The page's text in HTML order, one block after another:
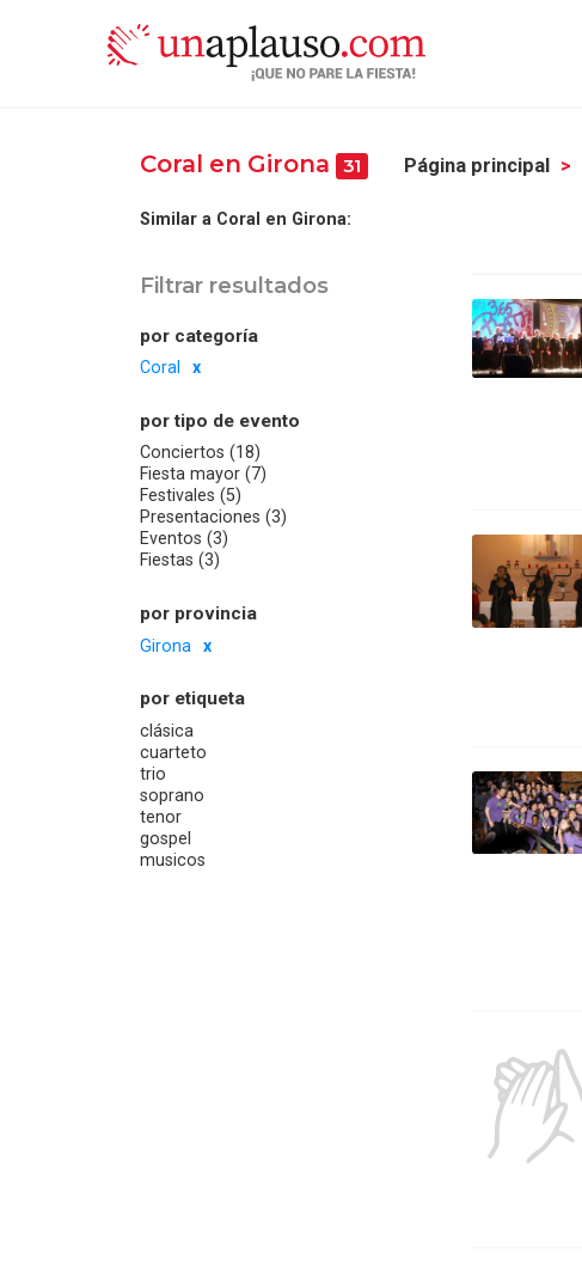
Coral en Girona 31 Página principal
Similar a Coral en Girona:
Filtrar resultados
por categoría
Coral
por tipo de evento
Conciertos (18)
Fiesta mayor (7)
Festivales (5)
Presentaciones (3)
Eventos (3)
Fiestas (3)
por provincia
Girona
por etiqueta
clásica
cuarteto
trio
soprano
tenor
gospel
musicos